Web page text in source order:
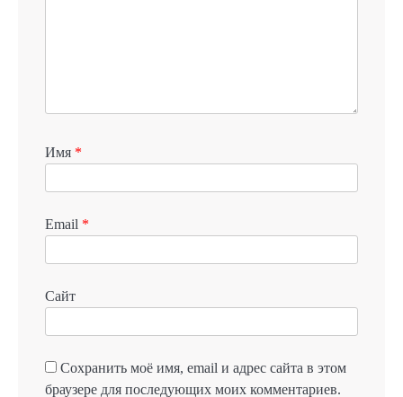
Имя *
Email *
Сайт
Сохранить моё имя, email и адрес сайта в этом
браузере для последующих моих комментариев.